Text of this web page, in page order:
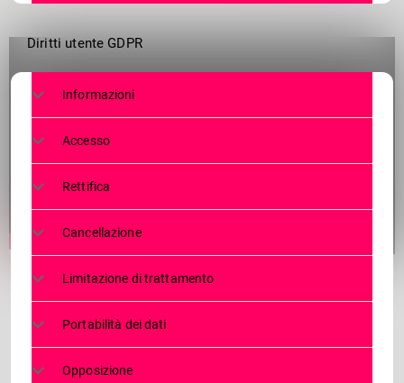
Diritti utente GDPR
Informazioni
Accesso
Rettifica
Cancellazione
Limitazione di trattamento
Portabilità dei dati
Opposizione